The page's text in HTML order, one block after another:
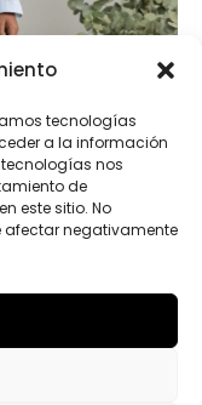
tecnologías
a la información
nos
de
este sitio. No
afectar negativamente